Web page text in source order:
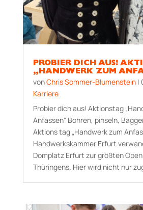
PROBIER DICH AUS!
„HANDWERK ZUM
vonChris Sommer-Blumenstein|
Karriere
Probier dich aus! Aktionstag
Anfassen“ Bohren, pinseln,
Aktions tag „Handwerk zum
Handwerkskammer Erfurt
Domplatz Erfurt zur größten
Thüringens. Hier wird nicht nur